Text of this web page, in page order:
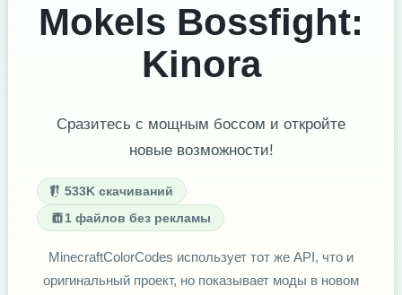
Mokels Bossfight:
Kinora
Сразитесь с мощным боссом и откройте
новые возможности!
533K скачиваний
1 файлов без рекламы
MinecraftColorCodes использует тот же API, что и
оригинальный проект, но показывает моды в новом